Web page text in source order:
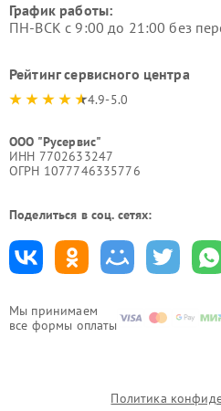
Мы принимаем
все формы оплаты
График работы:
ПН-ВСК с 9:00 до 21:00 без
Рейтинг сервисного центра
4.9-5.0
ООО "Русервис"
ИНН 7702633247
ОГРН 1077746335776
Поделиться в соц. сетях:
Политика